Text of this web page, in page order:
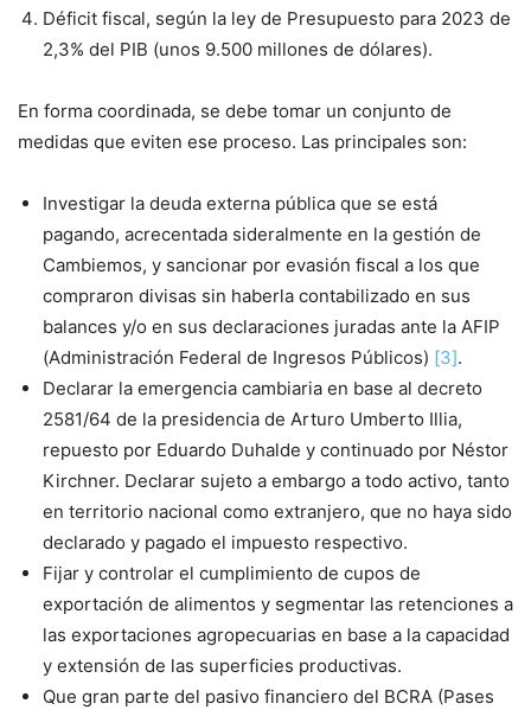
Déficit fiscal, según la ley de Presupuesto para 2023 de
2,3% del PIB (unos 9.500 millones de dólares).
En forma coordinada, se debe tomar un conjunto de
medidas que eviten ese proceso. Las principales son:
Investigar la deuda externa pública que se está
pagando, acrecentada sideralmente en la gestión de
Cambiemos, y sancionar por evasión fiscal a los que
compraron divisas sin haberla contabilizado en sus
balances y/o en sus declaraciones juradas ante la AFIP
(Administración Federal de Ingresos Públicos) [3].
Declarar la emergencia cambiaria en base al decreto
2581/64 de la presidencia de Arturo Umberto Illia,
repuesto por Eduardo Duhalde y continuado por Néstor
Kirchner. Declarar sujeto a embargo a todo activo, tanto
en territorio nacional como extranjero, que no haya sido
declarado y pagado el impuesto respectivo.
Fijar y controlar el cumplimiento de cupos de
exportación de alimentos y segmentar las retenciones a
las exportaciones agropecuarias en base a la capacidad
y extensión de las superficies productivas.
Que gran parte del pasivo financiero del BCRA (Pases